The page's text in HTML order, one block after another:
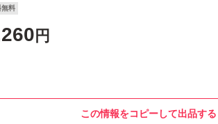
無料
円
この情報をコピーして出品する